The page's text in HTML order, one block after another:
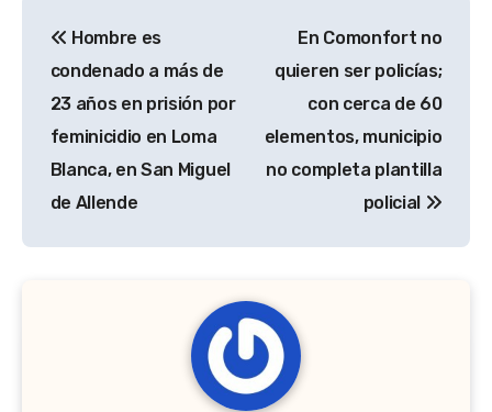
de
entradas
Hombre es
condenado a más de
23 años en prisión por
feminicidio en Loma
Blanca, en San Miguel
de Allende
En Comonfort no
quieren ser policías;
con cerca de 60
elementos, municipio
no completa plantilla
policial